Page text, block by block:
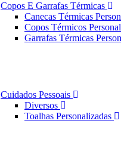
Copos E Garrafas Térmicas
Canecas Térmicas
Copos Térmicos
Garrafas Térmicas
Cuidados Pessoais
Diversos
Toalhas Personalizadas